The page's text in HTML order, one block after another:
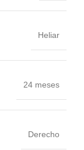
Heliar
24 meses
Derecho